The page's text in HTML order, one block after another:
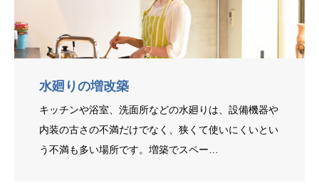
水廻りの増改築
キッチンや浴室、洗面所などの水廻りは、設備機器や
内装の古さの不満だけでなく、狭くて使いにくいとい
う不満も多い場所です。増築でスペー…